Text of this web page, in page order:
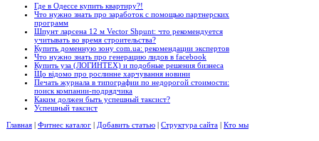
Где в Одессе купить квартиру?!
Что нужно знать про заработок с помощью партнерских
программ
Шпунт ларсена 12 м Vector Shpunt: что рекомендуется
учитывать во время строительства?
Купить доменную зону com.ua: рекомендации экспертов
Что нужно знать про генерацию лидов в facebook
Купить уза (ЛОГИНТЕХ) и подобные решения бизнеса
Що відомо про рослинне харчування новини
Печать журнала в типографии по недорогой стоимости:
поиск компании-подрядчика
Каким должен быть успешный таксист?
Успешный таксист
Главная | Фитнес каталог | Добавить статью | Структура сайта | Кто мы